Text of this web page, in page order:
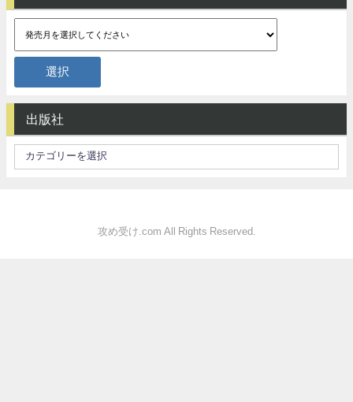
出版社
攻め受け.com All Rights Reserved.